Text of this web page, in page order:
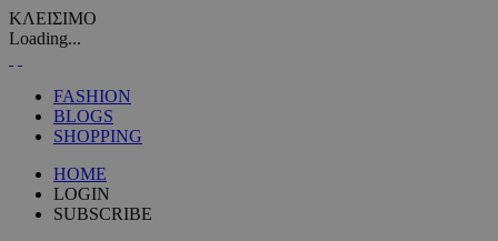
ΚΛΕΙΣΙΜΟ
Loading...
FASHION
BLOGS
SHOPPING
HOME
LOGIN
SUBSCRIBE